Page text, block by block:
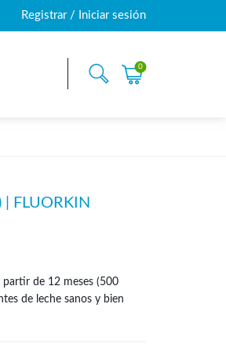
Registrar / Iniciar sesión
0
| FLUORKIN
de 12 meses (500
de leche sanos y bien